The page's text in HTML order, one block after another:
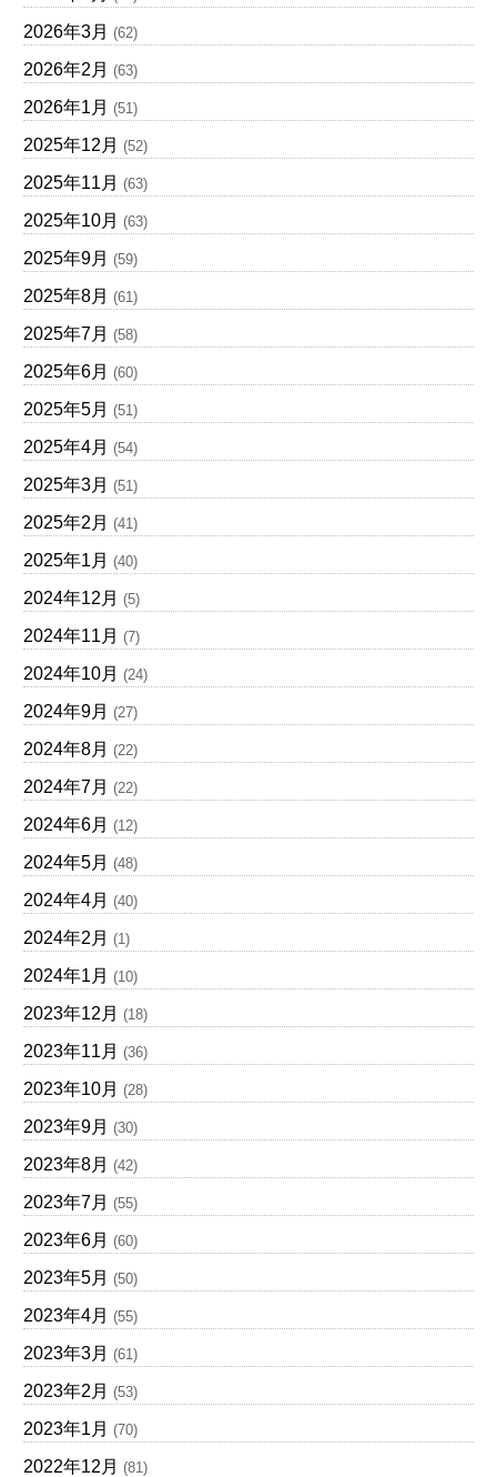
2026年3月 (62)
2026年2月 (63)
2026年1月 (51)
2025年12月 (52)
2025年11月 (63)
2025年10月 (63)
2025年9月 (59)
2025年8月 (61)
2025年7月 (58)
2025年6月 (60)
2025年5月 (51)
2025年4月 (54)
2025年3月 (51)
2025年2月 (41)
2025年1月 (40)
2024年12月 (5)
2024年11月 (7)
2024年10月 (24)
2024年9月 (27)
2024年8月 (22)
2024年7月 (22)
2024年6月 (12)
2024年5月 (48)
2024年4月 (40)
2024年2月 (1)
2024年1月 (10)
2023年12月 (18)
2023年11月 (36)
2023年10月 (28)
2023年9月 (30)
2023年8月 (42)
2023年7月 (55)
2023年6月 (60)
2023年5月 (50)
2023年4月 (55)
2023年3月 (61)
2023年2月 (53)
2023年1月 (70)
2022年12月 (81)